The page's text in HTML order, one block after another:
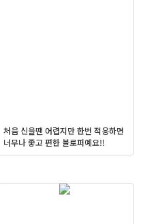
처음 신을땐 어렵지만 한번 적응하면
너무나 좋고 편한 블로퍼예요!!